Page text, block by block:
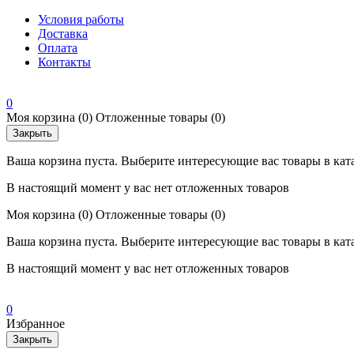
Условия работы
Доставка
Оплата
Контакты
0
Моя корзина (0) Отложенные товары (0)
Закрыть
Ваша корзина пуста. Выберите интересующие вас товары в
В настоящий момент у вас нет отложенных товаров
Моя корзина (0) Отложенные товары (0)
Ваша корзина пуста. Выберите интересующие вас товары в
В настоящий момент у вас нет отложенных товаров
0
Избранное
Закрыть